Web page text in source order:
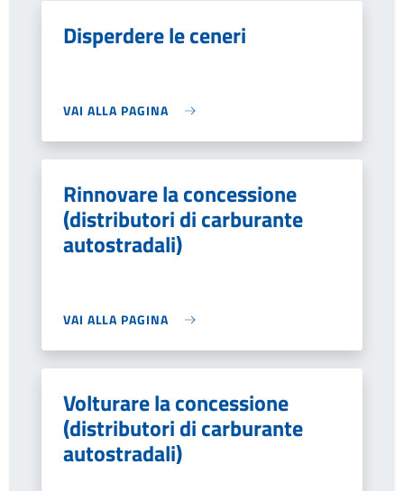
Disperdere le ceneri
VAI ALLA PAGINA
Rinnovare la concessione
(distributori di carburante
autostradali)
VAI ALLA PAGINA
Volturare la concessione
(distributori di carburante
autostradali)